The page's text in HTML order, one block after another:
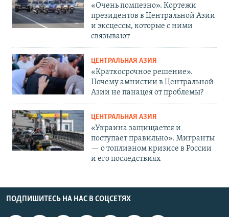
«Очень помпезно». Кортежи
президентов в Центральной Азии
и эксцессы, которые с ними
связывают
ЦЕНТРАЛЬНАЯ АЗИЯ
«Краткосрочное решение».
Почему амнистии в Центральной
Азии не панацея от проблемы?
ЦЕНТРАЛЬНАЯ АЗИЯ
«Украина защищается и
поступает правильно». Мигранты
— о топливном кризисе в России
и его последствиях
ПОДПИШИТЕСЬ НА НАС В СОЦСЕТЯХ